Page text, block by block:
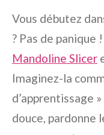
Vous débutez
? Pas de panique
Mandoline Slicer
Imaginez-la
d’apprentissage
douce, pardonne